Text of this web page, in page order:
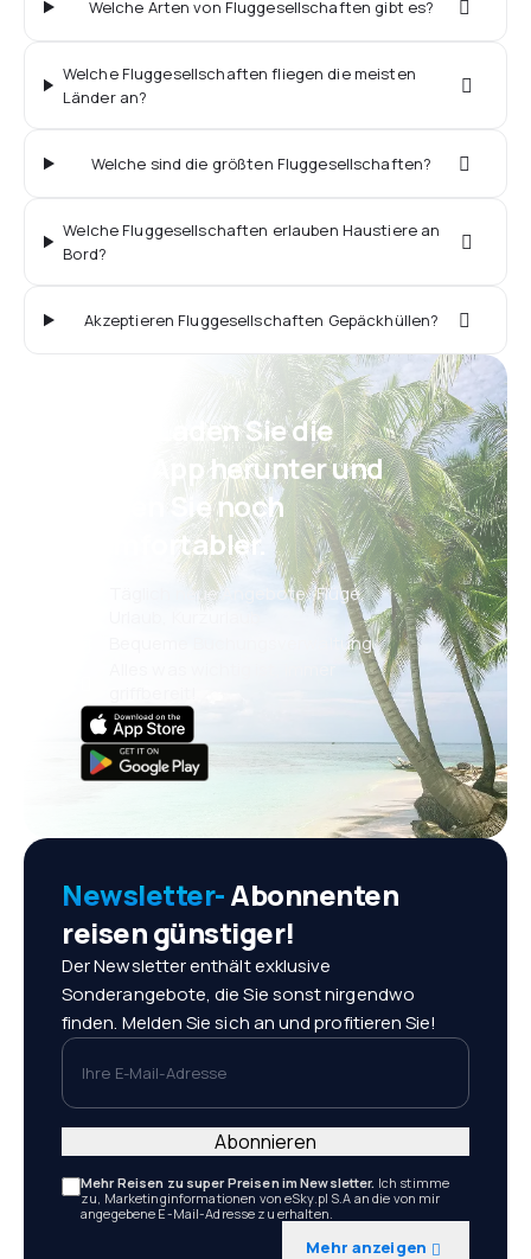
Welche Arten von Fluggesellschaften gibt es?
Welche Fluggesellschaften fliegen die meisten
Länder an?
Welche sind die größten Fluggesellschaften?
Welche Fluggesellschaften erlauben Haustiere an
Bord?
Akzeptieren Fluggesellschaften Gepäckhüllen?
Psst! Laden Sie die
eSky App herunter und
reisen Sie noch
komfortabler.
Täglich neue Angebote: Flüge,
Bequeme Buchungsverwaltung
Newsletter-Abonnenten
reisen günstiger!
Der Newsletter enthält exklusive
Sonderangebote, die Sie sonst nirgendwo
finden. Melden Sie sich an und profitieren Sie!
Ihre E-Mail-Adresse
Mehr Reisen zu super Preisen im Newsletter. Ich stimme
zu, Marketinginformationen von eSky.pl S.A an die von mir
angegebene E-Mail-Adresse zu erhalten.
Mehr anzeigen
Abonnieren